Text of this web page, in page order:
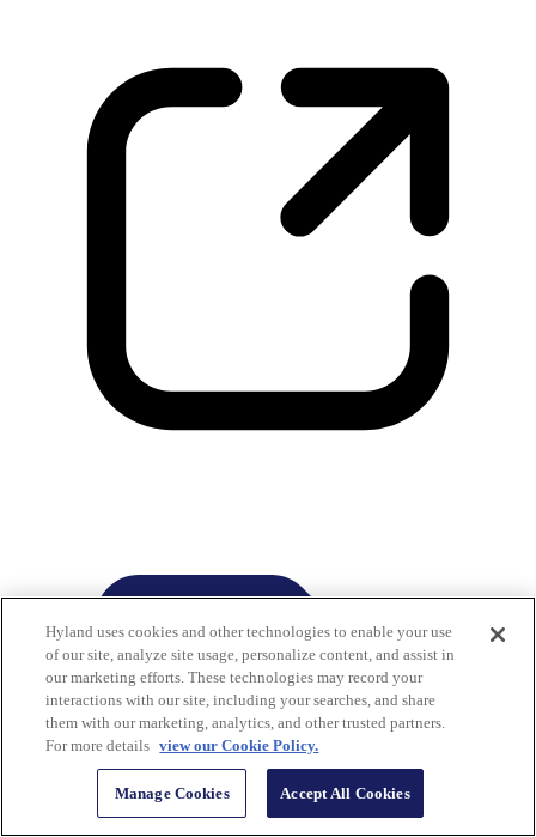
Hyland uses cookies and other technologies to enable your use
of our site, analyze site usage, personalize content, and assist in
our marketing efforts. These technologies may record your
interactions with our site, including your searches, and share
them with our marketing, analytics, and other trusted partners.
For more details view our Cookie Policy.
Manage Cookies Accept All Cookies